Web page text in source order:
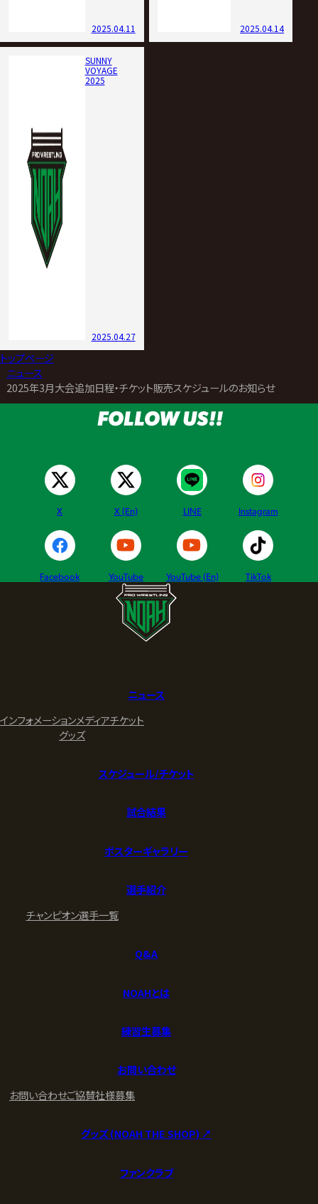
2025.04.11 2025.04.14
SUNNY
VOYAGE
2025
2025.04.27
トップページ
ニュース
2025年3月大会追加日程・チケット販売スケジュールのお知らせ
FOLLOW US!!
X X (En) LINE Instagram
Facebook YouTube YouTube (En) TikTok
ニュース
インフォメーションメディアチケット
グッズ
スケジュール/チケット
試合結果
ポスターギャラリー
選手紹介
チャンピオン選手一覧
Q&A
NOAHとは
練習生募集
お問い合わせ
お問い合わせご協賛社様募集
グッズ (NOAH THE SHOP) ↗︎
ファンクラブ